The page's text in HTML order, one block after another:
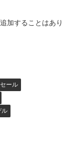
加することはあり
ール
ル